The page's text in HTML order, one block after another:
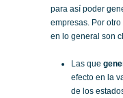
para así poder
empresas. Por
en lo general son
Las que
efecto en la
de los